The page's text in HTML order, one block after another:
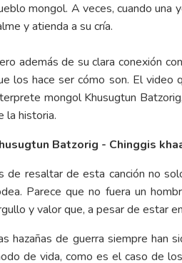
mongol. A veces, cuando una
y atienda a su cría.
además de su clara conexión
los hace ser cómo son. El video
mongol Khusugtun
la historia.
Batzorig - Chinggis
de resaltar de esta canción no
Parece que no fuera un
y valor que, a pesar de estar
hazañas de guerra siempre han
de vida, como es el caso de